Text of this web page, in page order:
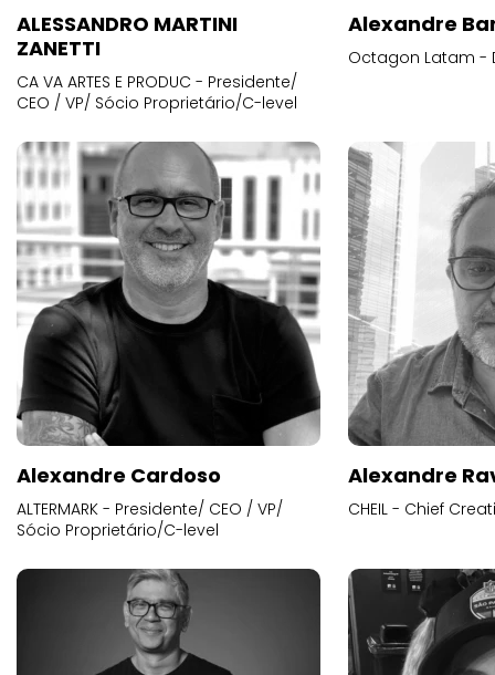
ALESSANDRO MARTINI
ZANETTI
CA VA ARTES E PRODUC - Presidente/
CEO / VP/ Sócio Proprietário/C-level
Alexandre
Octagon Latam -
Alexandre Cardoso
ALTERMARK - Presidente/ CEO / VP/
Sócio Proprietário/C-level
Alexandre
CHEIL - Chief